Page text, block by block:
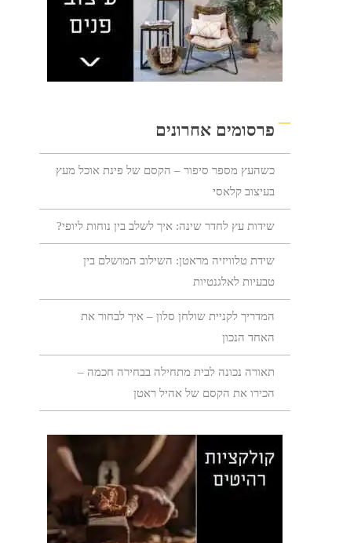
פרסומים אחרונים
כשהעץ מספר סיפור – הקסם של פינת אוכל מעץ
בעיצוב קלאסי
שידות עץ לחדר שינה: איך לשלב בין נוחות ליופי?
שידת טלוויזיה מראטן: השילוב המושלם בין
טבעיות לאלגנטיות
המדריך לקניית שולחן סלון – איך לבחור את
האחד הנכון
תאורה נכונה לבית מתחילה בבחירה חכמה –
הכירו את הקסם של אהיל ראטן